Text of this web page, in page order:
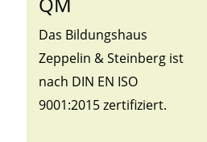
Das Bildungshaus
Zeppelin & Steinberg ist
nach DIN EN ISO
9001:2015 zertifiziert.